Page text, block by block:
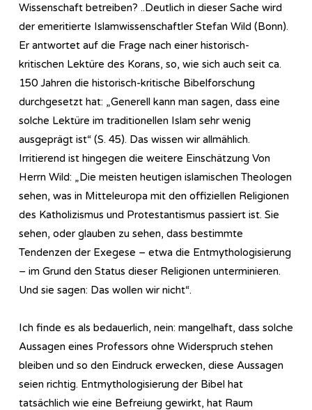
Wissenschaft betreiben? ..Deutlich in dieser Sache wird
der emeritierte Islamwissenschaftler Stefan Wild (Bonn).
Er antwortet auf die Frage nach einer historisch-
kritischen Lektüre des Korans, so, wie sich auch seit ca.
150 Jahren die historisch-kritische Bibelforschung
durchgesetzt hat: „Generell kann man sagen, dass eine
solche Lektüre im traditionellen Islam sehr wenig
ausgeprägt ist“ (S. 45). Das wissen wir allmählich.
Irritierend ist hingegen die weitere Einschätzung Von
Herrn Wild: „Die meisten heutigen islamischen Theologen
sehen, was in Mitteleuropa mit den offiziellen Religionen
des Katholizismus und Protestantismus passiert ist. Sie
sehen, oder glauben zu sehen, dass bestimmte
Tendenzen der Exegese – etwa die Entmythologisierung
– im Grund den Status dieser Religionen unterminieren.
Und sie sagen: Das wollen wir nicht“.
Ich finde es als bedauerlich, nein: mangelhaft, dass solche
Aussagen eines Professors ohne Widerspruch stehen
bleiben und so den Eindruck erwecken, diese Aussagen
seien richtig. Entmythologisierung der Bibel hat
tatsächlich wie eine Befreiung gewirkt, hat Raum